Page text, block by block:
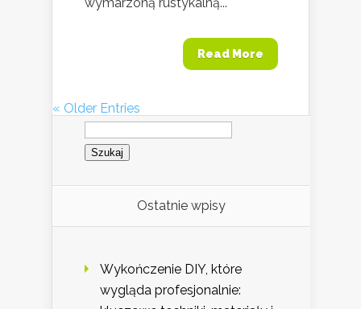
Read More
« Older Entries
Szukaj:
Ostatnie wpisy
Wykończenie DIY, które
wygląda profesjonalnie: